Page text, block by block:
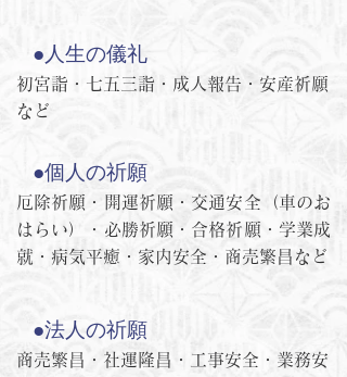
●人生の儀礼
初宮詣・七五三詣・成人報告・安産祈願
など
●個人の祈願
厄除祈願・開運祈願・交通安全（車のお
はらい）・必勝祈願・合格祈願・学業成
就・病気平癒・家内安全・商売繁昌など
●法人の祈願
商売繁昌・社運隆昌・工事安全・業務安